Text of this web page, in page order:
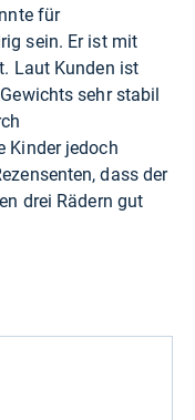
für
sein. Er ist mit
Laut Kunden ist
sehr stabil
Kinder jedoch
dass der
drei Rädern gut